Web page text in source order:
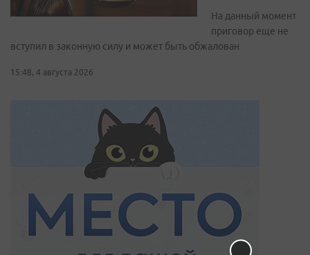
На данный момент
приговор еще не
вступил в законную силу и может быть обжалован
15:48, 4 августа 2026